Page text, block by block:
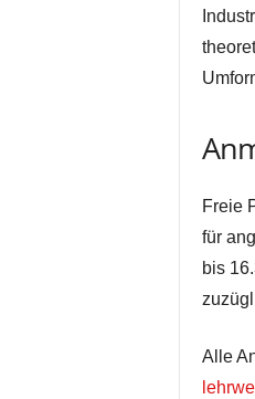
Freie
für
bis
Alle